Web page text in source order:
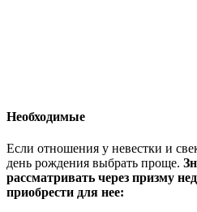
Необходимые
Если отношения у невестки и
день рождения выбрать проще.
рассматривать через призму
приобрести для нее: